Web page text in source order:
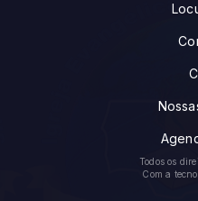
Todos os
Com a